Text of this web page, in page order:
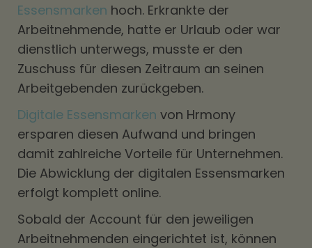
Essensmarken hoch. Erkrankte der
Arbeitnehmende, hatte er Urlaub oder war
dienstlich unterwegs, musste er den
Zuschuss für diesen Zeitraum an seinen
Arbeitgebenden zurückgeben.
Digitale Essensmarken von Hrmony
ersparen diesen Aufwand und bringen
damit zahlreiche Vorteile für Unternehmen.
Die Abwicklung der digitalen Essensmarken
erfolgt komplett online.
Sobald der Account für den jeweiligen
Arbeitnehmenden eingerichtet ist, können